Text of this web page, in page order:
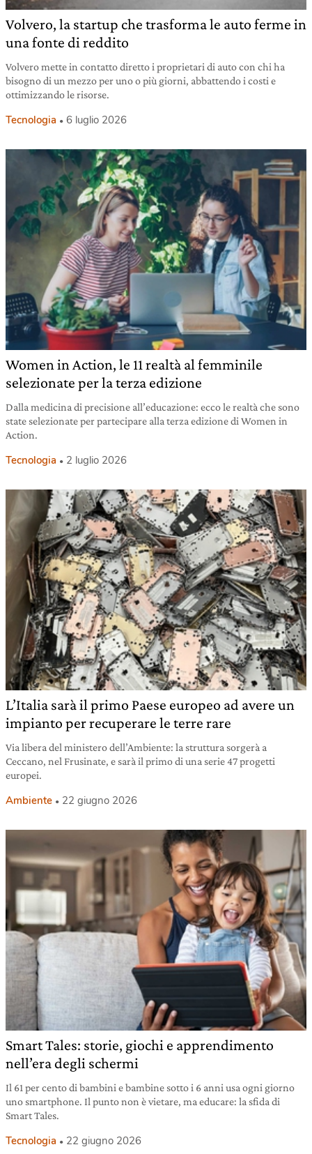
Volvero, la startup che trasforma le auto ferme in
una fonte di reddito
Volvero mette in contatto diretto i proprietari di auto con chi ha
bisogno di un mezzo per uno o più giorni, abbattendo i costi e
ottimizzando le risorse.
Tecnologia 6 luglio 2026
Women in Action, le 11 realtà al femminile
selezionate per la terza edizione
Dalla medicina di precisione all’educazione: ecco le realtà che sono
state selezionate per partecipare alla terza edizione di Women in
Action.
Tecnologia 2 luglio 2026
L’Italia sarà il primo Paese europeo ad avere un
impianto per recuperare le terre rare
Via libera del ministero dell’Ambiente: la struttura sorgerà a
Ceccano, nel Frusinate, e sarà il primo di una serie 47 progetti
europei.
Ambiente 22 giugno 2026
Smart Tales: storie, giochi e apprendimento
nell’era degli schermi
Il 61 per cento di bambini e bambine sotto i 6 anni usa ogni giorno
uno smartphone. Il punto non è vietare, ma educare: la sfida di
Smart Tales.
Tecnologia 22 giugno 2026